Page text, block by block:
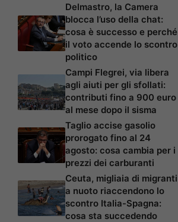
Delmastro, la Camera
blocca l’uso della chat:
cosa è successo e perché
il voto accende lo scontro
politico
Campi Flegrei, via libera
agli aiuti per gli sfollati:
contributi fino a 900 euro
al mese dopo il sisma
Taglio accise gasolio
prorogato fino al 24
agosto: cosa cambia per i
prezzi dei carburanti
Ceuta, migliaia di migranti
a nuoto riaccendono lo
scontro Italia-Spagna:
cosa sta succedendo